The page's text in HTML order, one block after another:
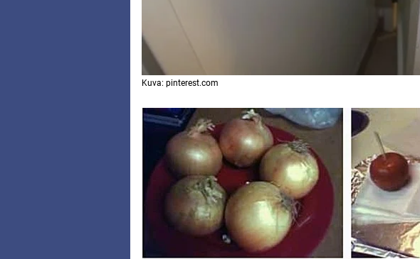
Kuva: pinterest.com